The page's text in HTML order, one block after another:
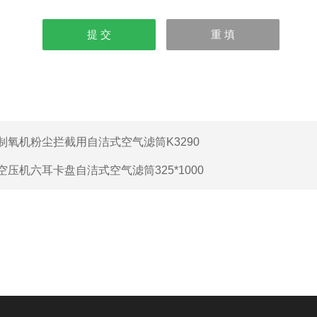
氧机粉尘拦截用自洁式空气滤筒K3290
压机六耳卡盘自洁式空气滤筒325*1000